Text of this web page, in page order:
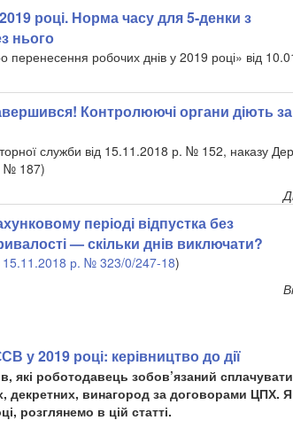
році. Норма часу для 5-денки з
нього
робочих днів у 2019 році» від
Контролюючі органи діють за
служби від 15.11.2018 р. № 152, наказу
№ 187)
періоді відпустка без
— скільки днів виключати?
15.11.2018 р. № 323/0/247-18)
у 2019 році: керівництво до дії
які роботодавець зобов’язаний
декретних, винагород за договорами ЦПХ.
розглянемо в цій статті.